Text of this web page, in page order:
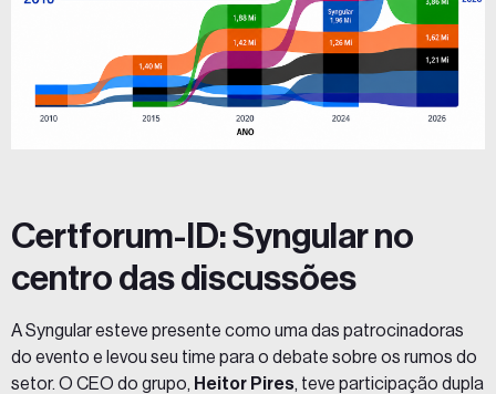
Certforum-ID: Syngular no
centro das discussões
A Syngular esteve presente como uma das patrocinadoras
do evento e levou seu time para o debate sobre os rumos do
setor. O CEO do grupo, Heitor Pires, teve participação dupla